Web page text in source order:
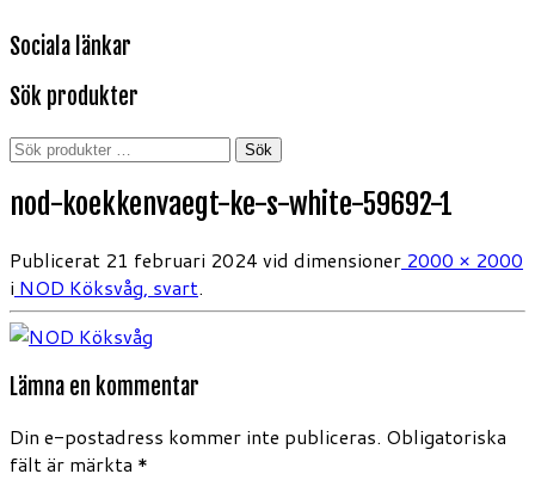
Sociala länkar
Sök produkter
Sök
Sök
nod-koekkenvaegt-ke-s-white-59692-1
Publicerat 21 februari 2024 vid dimensioner 2000 × 2000
i NOD Köksvåg, svart.
Lämna en kommentar
Din e-postadress kommer inte publiceras. Obligatoriska
fält är märkta *